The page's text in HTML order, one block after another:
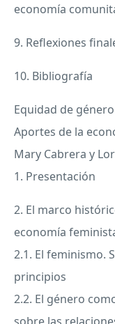
economía
9. Reflexiones
10. Bibliografía
Equidad de
Aportes de la
Mary Cabrera y
1. Presentación
2. El marco
economía
2.1. El feminismo.
principios
2.2. El género